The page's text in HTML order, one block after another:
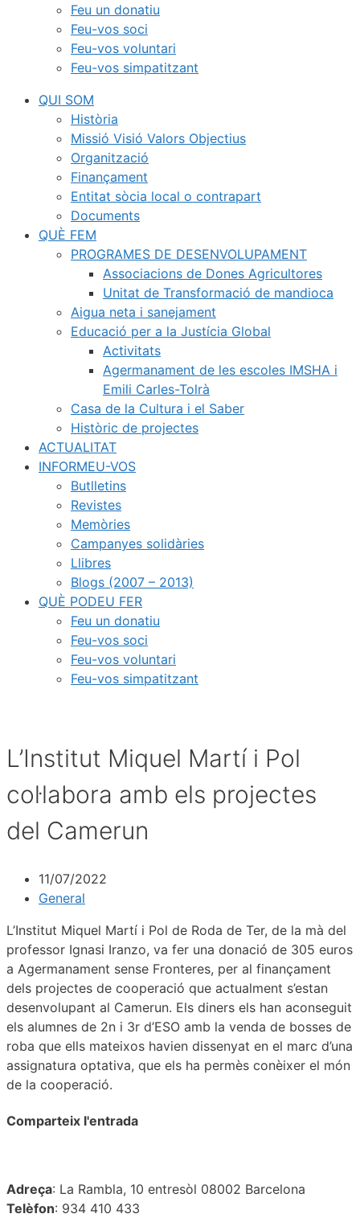
Feu un donatiu
Feu-vos soci
Feu-vos voluntari
Feu-vos simpatitzant
QUI SOM
Història
Missió Visió Valors Objectius
Organització
Finançament
Entitat sòcia local o contrapart
Documents
QUÈ FEM
PROGRAMES DE DESENVOLUPAMENT
Associacions de Dones Agricultores
Unitat de Transformació de mandioca
Aigua neta i sanejament
Educació per a la Justícia Global
Activitats
Agermanament de les escoles IMSHA i
Emili Carles-Tolrà
Casa de la Cultura i el Saber
Històric de projectes
ACTUALITAT
INFORMEU-VOS
Butlletins
Revistes
Memòries
Campanyes solidàries
Llibres
Blogs (2007 – 2013)
QUÈ PODEU FER
Feu un donatiu
Feu-vos soci
Feu-vos voluntari
Feu-vos simpatitzant
L’Institut Miquel Martí i Pol
col·labora amb els projectes
del Camerun
11/07/2022
General
L’Institut Miquel Martí i Pol de Roda de Ter, de la mà del
professor Ignasi Iranzo, va fer una donació de 305 euros
a Agermanament sense Fronteres, per al finançament
dels projectes de cooperació que actualment s’estan
desenvolupant al Camerun. Els diners els han aconseguit
els alumnes de 2n i 3r d’ESO amb la venda de bosses de
roba que ells mateixos havien dissenyat en el marc d’una
assignatura optativa, que els ha permès conèixer el món
de la cooperació.
Comparteix l'entrada
Adreça: La Rambla, 10 entresòl 08002 Barcelona
Telèfon: 934 410 433